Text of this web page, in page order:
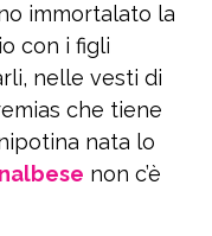
immortalato la
con i figli
nelle vesti di
che tiene
nata lo
non c’è